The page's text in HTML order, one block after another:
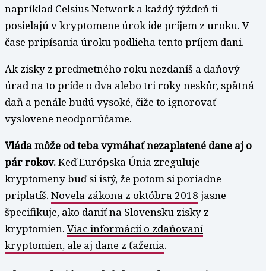
napríklad Celsius Network a každý týždeň ti
posielajú v kryptomene úrok ide príjem z uroku. V
čase pripísania úroku podlieha tento príjem dani.
Ak zisky z predmetného roku nezdaníš a daňový
úrad na to príde o dva alebo tri roky neskôr, spätná
daň a penále budú vysoké, čiže to ignorovať
vyslovene neodporúčame.
Vláda môže od teba vymáhať nezaplatené dane aj o
pár rokov.Keď Európska Únia zreguluje
kryptomeny buď si istý, že potom si poriadne
priplatíš. Novela zákona z októbra 2018 jasne
špecifikuje, ako daniť na Slovensku zisky z
kryptomien. Viac informácií o zdaňovaní
kryptomien, ale aj dane z ťaženia.